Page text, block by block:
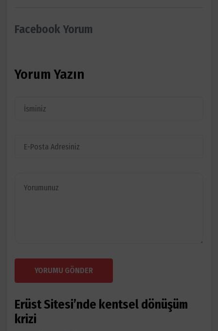
Facebook Yorum
Yorum Yazın
YORUMU GÖNDER
Erüst Sitesi’nde kentsel dönüşüm
krizi